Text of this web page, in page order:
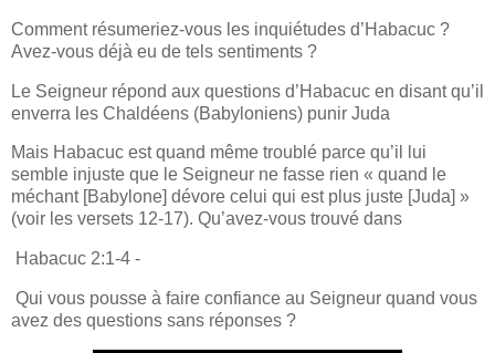
Comment résumeriez-vous les inquiétudes d’Habacuc ?
Avez-vous déjà eu de tels sentiments ?
Le Seigneur répond aux questions d’Habacuc en disant qu’il
enverra les Chaldéens (Babyloniens) punir Juda
Mais Habacuc est quand même troublé parce qu’il lui
semble injuste que le Seigneur ne fasse rien « quand le
méchant [Babylone] dévore celui qui est plus juste [Juda] »
(voir les versets 12-17). Qu’avez-vous trouvé dans
Habacuc 2:1-4 -
Qui vous pousse à faire confiance au Seigneur quand vous
avez des questions sans réponses ?